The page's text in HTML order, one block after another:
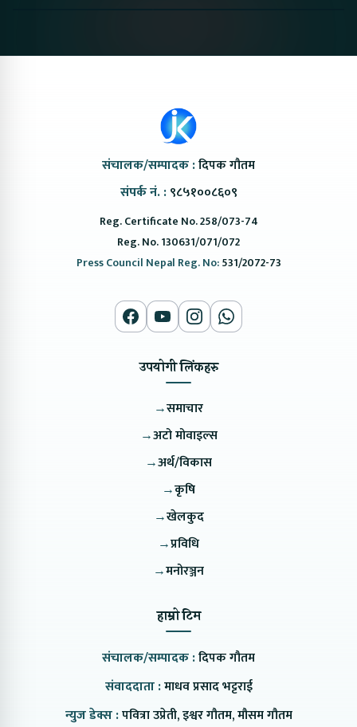
संचालक/सम्पादक :दिपक गौतम
संपर्क नं. : ९८५१००८६०९
Reg. Certificate No. 258/073-74
Reg. No. 130631/071/072
Press Council Nepal Reg. No:531/2072-73
उपयोगी लिंकहरु
→समाचार
→अटो मोवाइल्स
→अर्थ/विकास
→कृषि
→खेलकुद
→प्रविधि
→मनोरञ्जन
हाम्रो टिम
संचालक/सम्पादक :दिपक गौतम
संवाददाता :माधव प्रसाद भट्टराई
न्युज डेक्स :पवित्रा उप्रेती, इश्वर गौतम, मौसम गौतम